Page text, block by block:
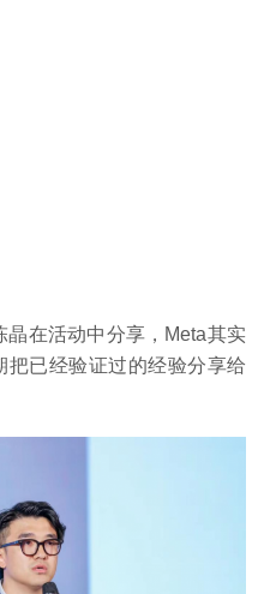
在活动中分享，Meta其实
已经验证过的经验分享给